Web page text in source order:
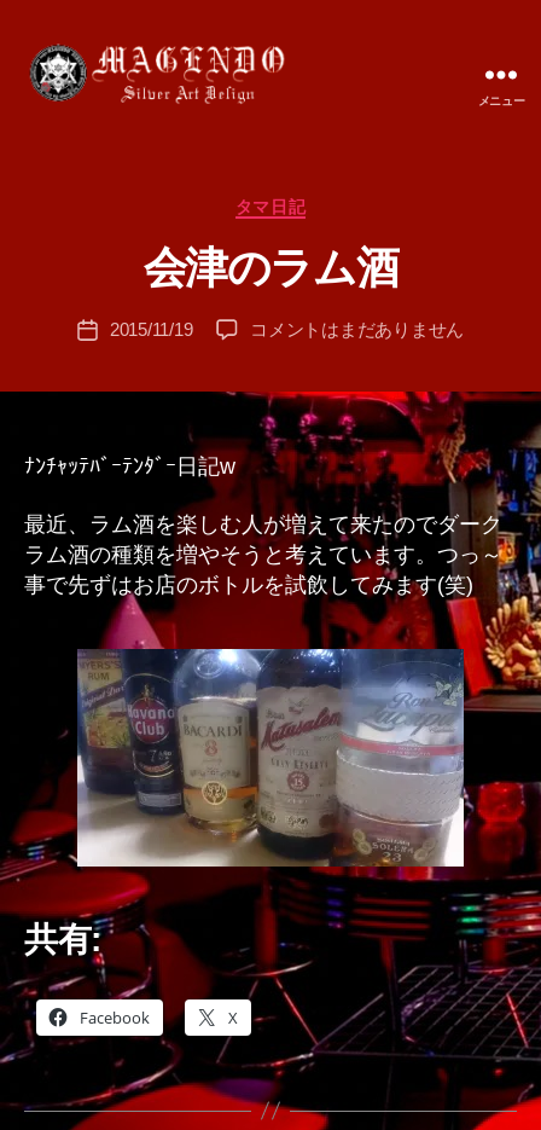
メニュー
カ
ゴ
リ
タマ日記
会津のラム酒
成
者
T
A
投
2015/11/19
会
ム
の
コメントはまだありません
ﾅﾝﾁｬｯﾃﾊﾞｰﾃﾝﾀﾞｰ日記w
最近、ラム酒を楽しむ人が増えて来たのでダーク
ラム酒の種類を増やそうと考えています。つっ～
事で先ずはお店のボトルを試飲してみます(笑)
共有:
Facebook X